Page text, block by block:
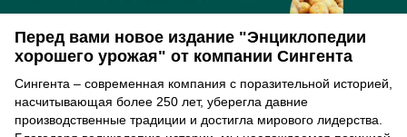
Перед вами новое издание "Энциклопедии
хорошего урожая" от компании Сингента
Сингента – современная компания с поразительной историей,
насчитывающая более 250 лет, уберегла давние
производственные традиции и достигла мирового лидерства.